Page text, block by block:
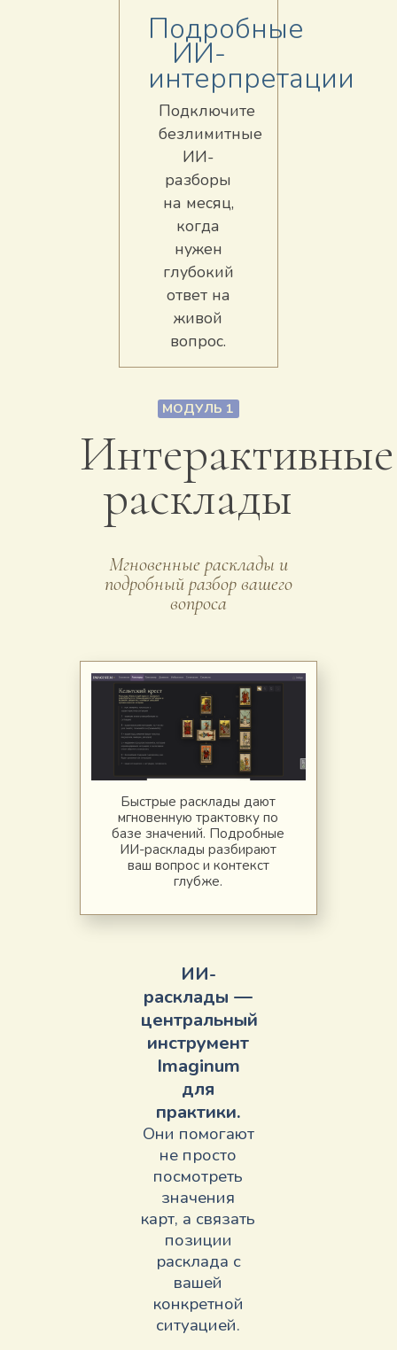
Подробные
ИИ-
интерпретации
Подключите
безлимитные
ИИ-
разборы
на месяц,
когда
нужен
глубокий
ответ на
живой
вопрос.
МОДУЛЬ 1
Интерактивные
расклады
Мгновенные расклады и
подробный разбор вашего
вопроса
Быстрые расклады дают
мгновенную трактовку по
базе значений. Подробные
ИИ-расклады разбирают
ваш вопрос и контекст
глубже.
ИИ-
расклады —
центральный
инструмент
Imaginum
для
практики.
Они помогают
не просто
посмотреть
значения
карт, а связать
позиции
расклада с
вашей
конкретной
ситуацией.